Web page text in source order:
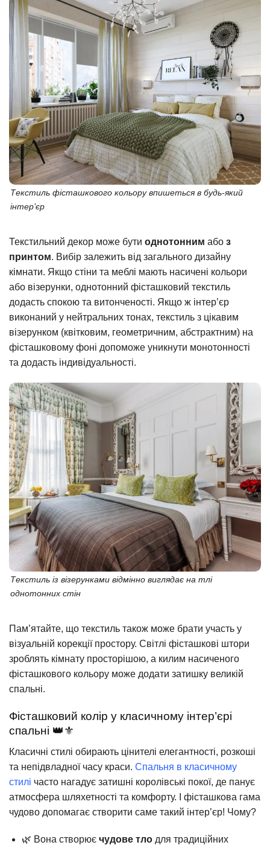
Текстиль фісташкового кольору впишеться в будь-який
інтер’єр
Текстильний декор може бути однотонним або з
принтом. Вибір залежить від загального дизайну
кімнати. Якщо стіни та меблі мають насичені кольори
або візерунки, однотонний фісташковий текстиль
додасть спокою та витонченості. Якщо ж інтер’єр
виконаний у нейтральних тонах, текстиль з цікавим
візерунком (квітковим, геометричним, абстрактним) на
фісташковому фоні допоможе уникнути монотонності
та додасть індивідуальності.
Текстиль із візерунками відмінно виглядає на тлі
однотонних стін
Пам’ятайте, що текстиль також може брати участь у
візуальній корекції простору. Світлі фісташкові штори
зроблять кімнату просторішою, а килим насиченого
фісташкового кольору може додати затишку великій
спальні.
Фісташковий колір у класичному інтер’єрі
спальні 👑⚜️
Класичні стилі обирають цінителі елегантності, розкоші
та непідвладної часу краси. Спальня в класичному
стилі часто нагадує затишні королівські покої, де панує
атмосфера шляхетності та комфорту. І фісташкова гама
чудово допомагає створити саме такий інтер’єр! Чому?
🌿 Вона створює чудове тлодля традиційних